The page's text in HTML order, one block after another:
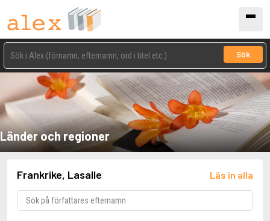
Sök
Länder och regioner
Frankrike, Lasalle Läs in alla